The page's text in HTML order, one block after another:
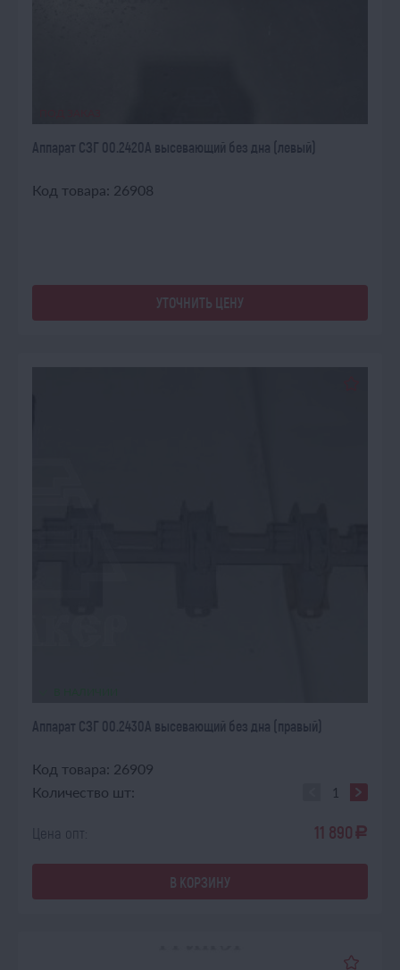
Аппарат СЗГ 00.2420А высевающий без дна (левый)
Код товара: 26908
УТОЧНИТЬ ЦЕНУ
Аппарат СЗГ 00.2430А высевающий без дна (правый)
Код товара: 26909
Количество шт:
Цена опт: 11 890 a
В КОРЗИНУ